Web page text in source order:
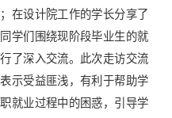
在设计院工作的学长分享了
学们围绕现阶段毕业生的就
了深入交流。此次走访交流
示受益匪浅，有利于帮助学
就业过程中的困惑，引导学